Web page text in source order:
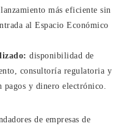
más eficiente sin
al Espacio Económico
disponibilidad de
consultoría regulatoria y
y dinero electrónico.
de empresas de